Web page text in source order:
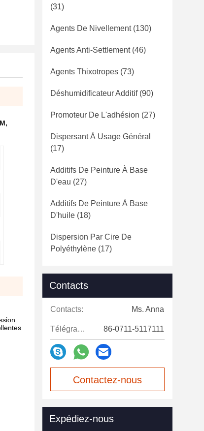
,
(31)
Agents De Nivellement(130)
Agents Anti-Settlement(46)
Agents Thixotropes (73)
Déshumidificateur Additif(90)
Promoteur De L'adhésion (27)
Dispersant À Usage Général
(17)
Additifs De Peinture À Base
D'eau (27)
Additifs De Peinture À Base
D'huile (18)
Dispersion Par Cire De
Polyéthylène (17)
Contacts
Contacts: Ms. Anna
Télégramme: 86-0711-5117111
Contactez-nous
Expédiez-nous